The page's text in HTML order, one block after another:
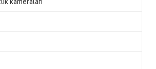
kameralari